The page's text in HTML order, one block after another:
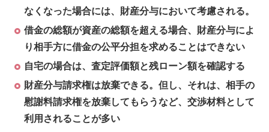
なくなった場合には、財産分与において考慮される。
借金の総額が資産の総額を超える場合、財産分与によ
り相手方に借金の公平分担を求めることはできない
自宅の場合は、査定評価額と残ローン額を確認する
財産分与請求権は放棄できる。但し、それは、相手の
慰謝料請求権を放棄してもらうなど、交渉材料として
利用されることが多い